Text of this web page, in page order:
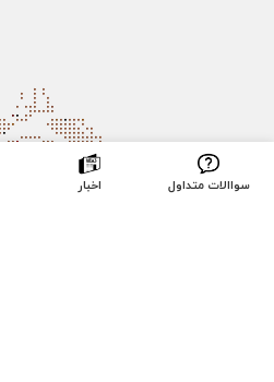
سواالات متداول اخبار